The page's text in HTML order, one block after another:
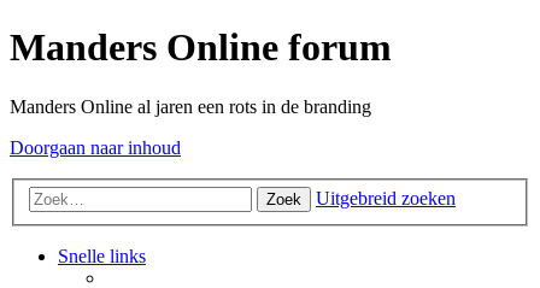
Manders Online forum
Manders Online al jaren een rots in de branding
Doorgaan naar inhoud
Zoek Uitgebreid zoeken
Snelle links